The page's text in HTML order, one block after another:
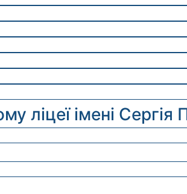
ліцеї імені Сергія